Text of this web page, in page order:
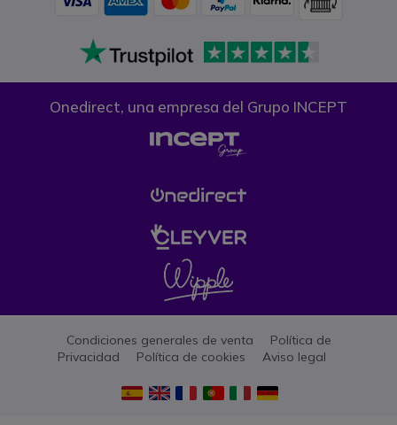
Onedirect, una empresa del Grupo INCEPT
Condiciones generales de venta
Política de
Privacidad
Política de cookies Aviso legal